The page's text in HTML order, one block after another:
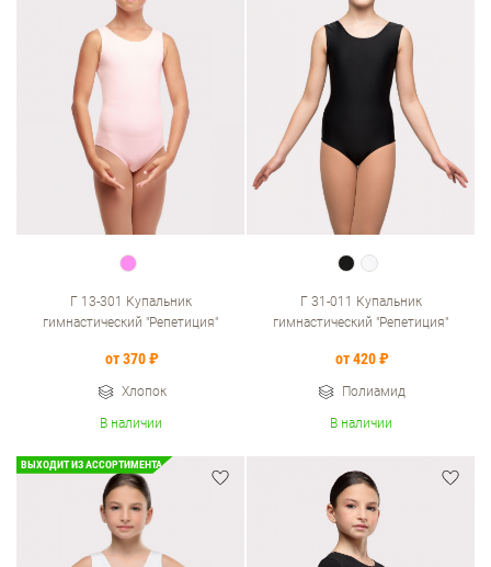
Г 13-301 Купальник
гимнастический "Репетиция"
от 370 ₽
Хлопок
В наличии
Г 31-011 Купальник
гимнастический "Репетиция"
от 420 ₽
Полиамид
В наличии
ВЫХОДИТ ИЗ АССОРТИМЕНТА